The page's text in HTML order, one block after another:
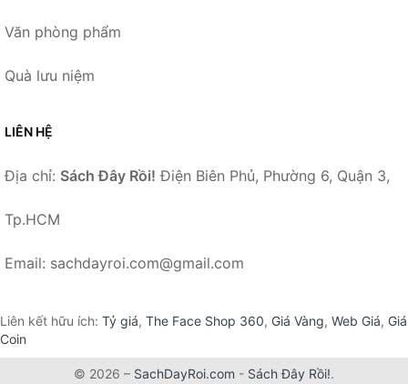
Văn phòng phẩm
Quà lưu niệm
LIÊN HỆ
Địa chỉ: Sách Đây Rồi! Điện Biên Phủ, Phường 6, Quận 3,
Tp.HCM
Email: sachdayroi.com@gmail.com
Liên kết hữu ích: Tỷ giá, The Face Shop 360, Giá Vàng, Web Giá, Giá
Coin
© 2026 – SachDayRoi.com - Sách Đây Rồi!.